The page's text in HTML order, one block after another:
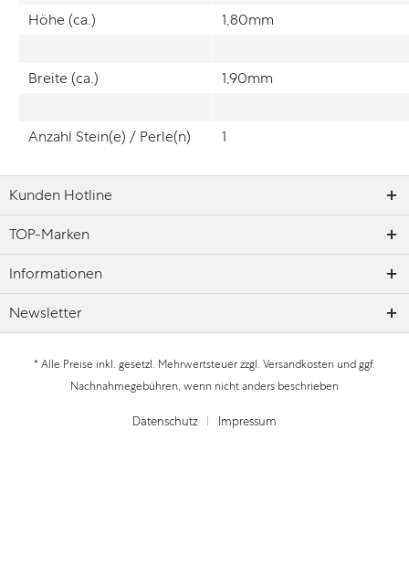
Höhe (ca.) 1,80mm
Breite (ca.) 1,90mm
Anzahl Stein(e) / Perle(n) 1
Kunden Hotline
TOP-Marken
Informationen
Newsletter
* Alle Preise inkl. gesetzl. Mehrwertsteuer zzgl. Versandkosten und ggf.
Nachnahmegebühren, wenn nicht anders beschrieben
Datenschutz Impressum